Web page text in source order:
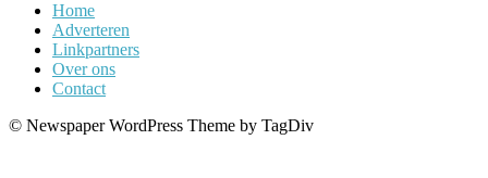
Home
Adverteren
Linkpartners
Over ons
Contact
© Newspaper WordPress Theme by TagDiv